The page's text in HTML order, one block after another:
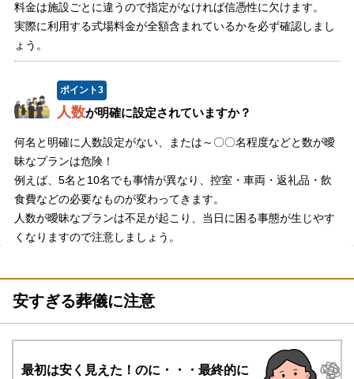
料金は施設ごとに違うので指定がなければ信憑性に欠けます。
実際に利用する式場料金が全額含まれているかを必ず確認しまし
ょう。
ポイント3
人数が明確に設定されていますか？
何名と明確に人数設定がない、または～〇〇名程度などと数が曖
昧なプランは危険！
例えば、5名と10名でも事情が異なり、控室・車両・返礼品・飲
食費などの必要なものが変わってきます。
人数が曖昧なプランは不足が起こり、当日に困る事態が生じやす
くなりますので注意しましょう。
安すぎる葬儀に注意
最初は安く見えた！のに・・・ 最終的に